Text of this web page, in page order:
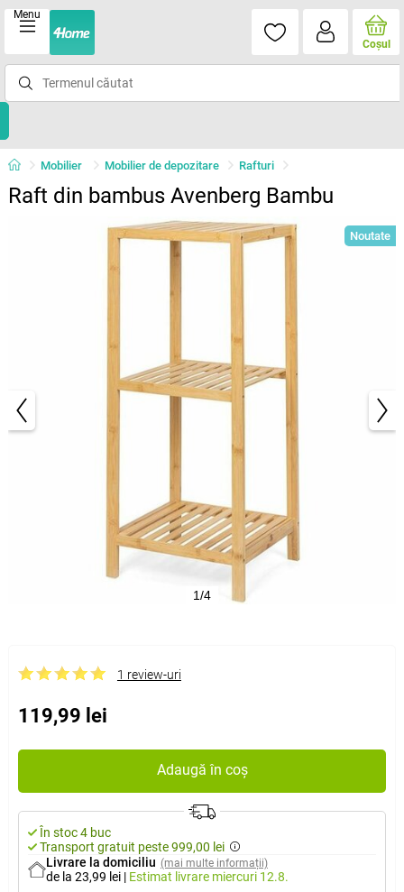
Menu
Coşul
Mobilier Mobilier de depozitare Rafturi
Raft din bambus Avenberg Bambu
Noutate
1/4
1 review-uri
119,99 lei
Adaugă în coș
În stoc 4 buc
Transport gratuit peste 999,00 lei
Livrare la domiciliu (mai multe informații)
de la 23,99 lei | Estimat livrare miercuri 12.8.